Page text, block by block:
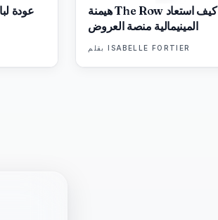
عودة
هيمنة The Row الصامتة: كيف استعاد
المينيمالية منصة العروض
بقلم ISABELLE FORTIER